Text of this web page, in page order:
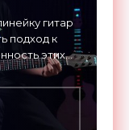
гитар
подход к
этих
подсветка